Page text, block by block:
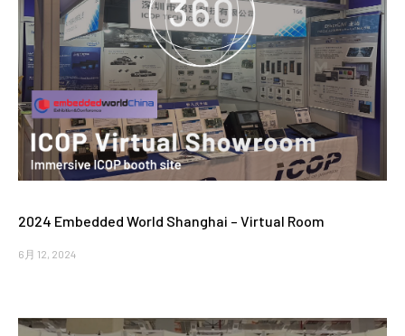
2024 Embedded World Shanghai – Virtual Room
6月 12, 2024